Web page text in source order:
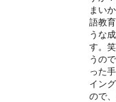
まい
語教
うな
す。
うの
った
イン
ので